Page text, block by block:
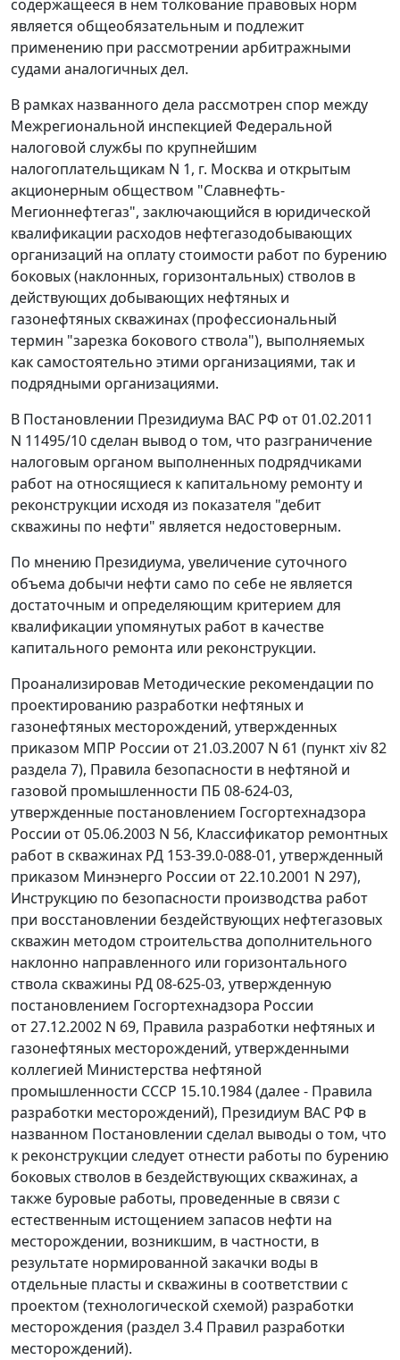
содержащееся в нем толкование правовых норм
является общеобязательным и подлежит
применению при рассмотрении арбитражными
судами аналогичных дел.
В рамках названного дела рассмотрен спор между
Межрегиональной инспекцией Федеральной
налоговой службы по крупнейшим
налогоплательщикам N 1, г. Москва и открытым
акционерным обществом "Славнефть-
Мегионнефтегаз", заключающийся в юридической
квалификации расходов нефтегазодобывающих
организаций на оплату стоимости работ по бурению
боковых (наклонных, горизонтальных) стволов в
действующих добывающих нефтяных и
газонефтяных скважинах (профессиональный
термин "зарезка бокового ствола"), выполняемых
как самостоятельно этими организациями, так и
подрядными организациями.
В Постановлении Президиума ВАС РФ от 01.02.2011
N 11495/10 сделан вывод о том, что разграничение
налоговым органом выполненных подрядчиками
работ на относящиеся к капитальному ремонту и
реконструкции исходя из показателя "дебит
скважины по нефти" является недостоверным.
По мнению Президиума, увеличение суточного
объема добычи нефти само по себе не является
достаточным и определяющим критерием для
квалификации упомянутых работ в качестве
капитального ремонта или реконструкции.
Проанализировав Методические рекомендации по
проектированию разработки нефтяных и
газонефтяных месторождений, утвержденных
приказом МПР России от 21.03.2007 N 61 (пункт xiv 82
раздела 7), Правила безопасности в нефтяной и
газовой промышленности ПБ 08-624-03,
утвержденные постановлением Госгортехнадзора
России от 05.06.2003 N 56, Классификатор ремонтных
работ в скважинах РД 153-39.0-088-01, утвержденный
приказом Минэнерго России от 22.10.2001 N 297),
Инструкцию по безопасности производства работ
при восстановлении бездействующих нефтегазовых
скважин методом строительства дополнительного
наклонно направленного или горизонтального
ствола скважины РД 08-625-03, утвержденную
постановлением Госгортехнадзора России
от 27.12.2002 N 69, Правила разработки нефтяных и
газонефтяных месторождений, утвержденными
коллегией Министерства нефтяной
промышленности СССР 15.10.1984 (далее - Правила
разработки месторождений), Президиум ВАС РФ в
названном Постановлении сделал выводы о том, что
к реконструкции следует отнести работы по бурению
боковых стволов в бездействующих скважинах, а
также буровые работы, проведенные в связи с
естественным истощением запасов нефти на
месторождении, возникшим, в частности, в
результате нормированной закачки воды в
отдельные пласты и скважины в соответствии с
проектом (технологической схемой) разработки
месторождения (раздел 3.4 Правил разработки
месторождений).